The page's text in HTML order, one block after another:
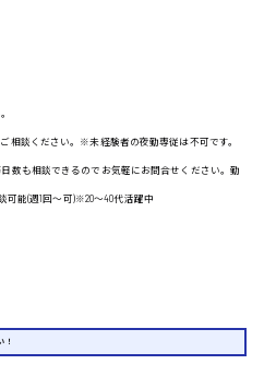
相談ください。※未経験者の夜勤専従は不可です。
数も相談できるのでお気軽にお問合せください。勤
可能(週1回〜可)※20〜40代活躍中
！